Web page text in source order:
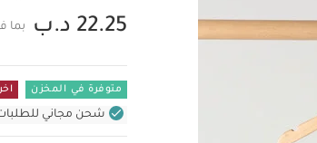
22.25 د.ب
بما
متوفرة في المخزن
شحن مجاني للطلبات التي تزيد عن 31 د.ب